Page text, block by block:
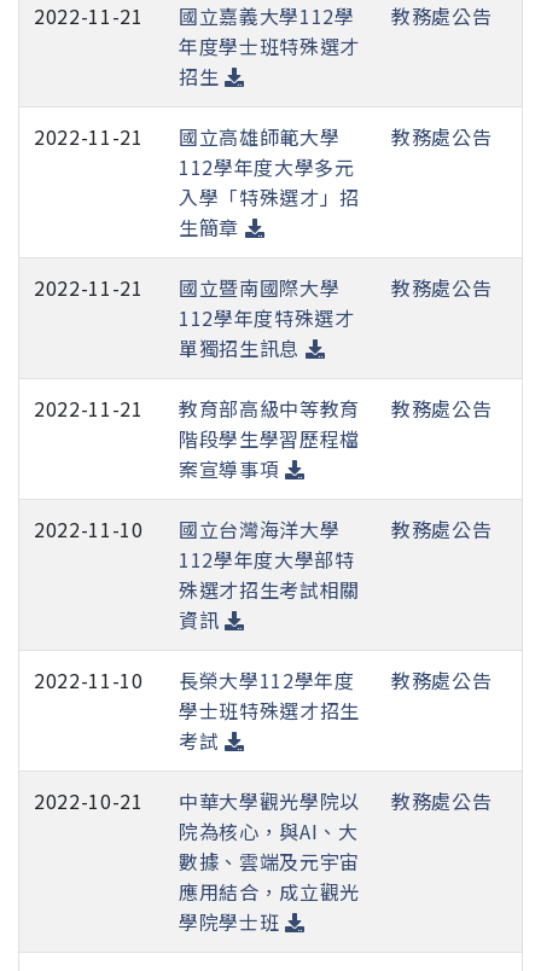
2022-11-21
國立嘉義大學112學
年度學士班特殊選才
招生
教務處公告
2022-11-21
國立高雄師範大學
112學年度大學多元
入學「特殊選才」招
生簡章
教務處公告
2022-11-21
國立暨南國際大學
112學年度特殊選才
單獨招生訊息
教務處公告
2022-11-21
教育部高級中等教育
階段學生學習歷程檔
案宣導事項
教務處公告
2022-11-10
國立台灣海洋大學
112學年度大學部特
殊選才招生考試相關
資訊
教務處公告
2022-11-10
長榮大學112學年度
學士班特殊選才招生
考試
教務處公告
2022-10-21
中華大學觀光學院以
院為核心，與AI、大
數據、雲端及元宇宙
應用結合，成立觀光
學院學士班
教務處公告